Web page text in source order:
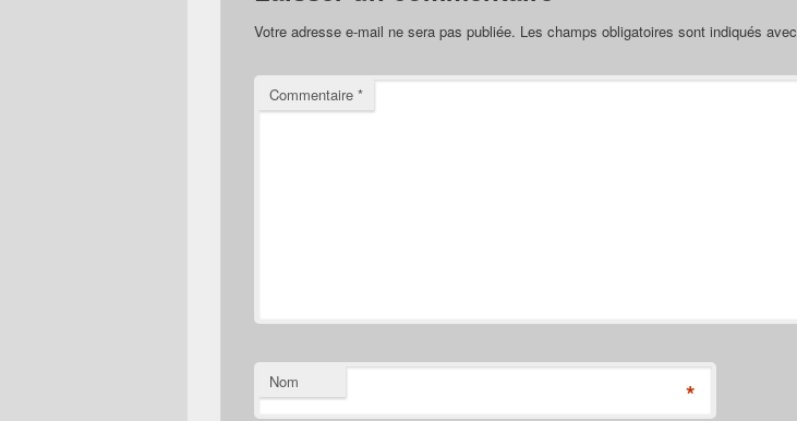
Votre adresse e-mail ne sera pas publiée. Les champs obligatoires sont indiqués avec
Commentaire *
Nom *